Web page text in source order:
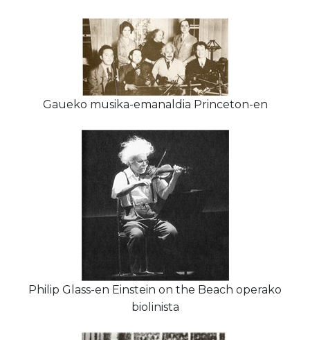
Gaueko musika-emanaldia Princeton-en
Philip Glass-en Einstein on the Beach operako
biolinista